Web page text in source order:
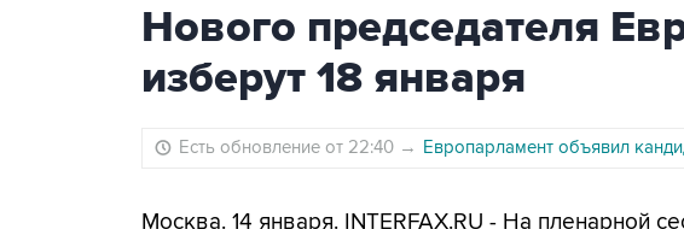
Нового председателя
изберут 18 января
Есть обновление от 22:40 → Европарламент объявил
Москва. 14 января. INTERFAX.RU - На пленарной